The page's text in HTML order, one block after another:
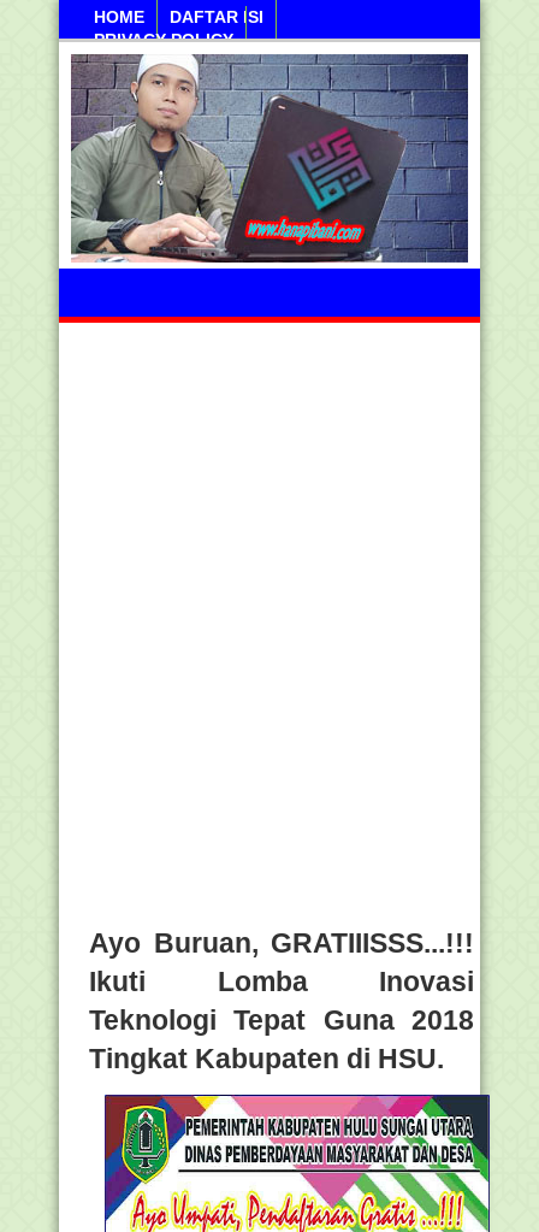
HOME
DAFTAR ISI
PRIVACY POLICY
Sabtu, 08 Agustus 2026
Ayo Buruan, GRATIIISSS...!!!
Ikuti Lomba Inovasi
Teknologi Tepat Guna 2018
Tingkat Kabupaten di HSU.